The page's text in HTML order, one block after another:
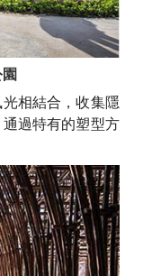
相結合，收集隱
過特有的塑型方